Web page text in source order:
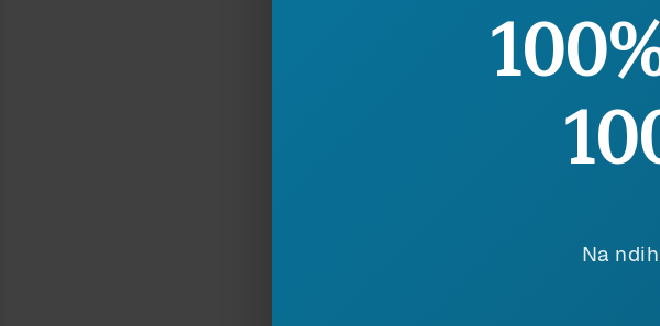
Ju shkruajmë në emër të revistës
ka funksionuar si një platformë
pothuajse dy dekadash në
tonë të thellë lidhur me dy thirrjet
krijojnë një paradoks thelbësor:
por lënë jashtë mbështetjes
nuk po zgjatemi me një
Na